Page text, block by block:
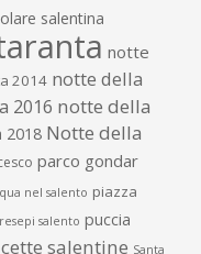
salentina
notte
2014 notte della
2016 notte della
2018 Notte della
parco gondar
nel salento piazza
salento puccia
salentine Santa